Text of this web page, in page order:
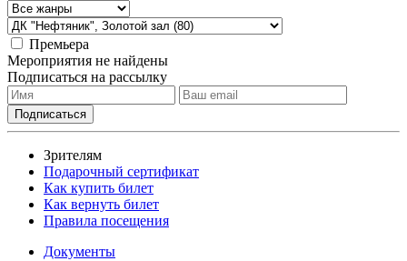
Премьера
Мероприятия не найдены
Подписаться на рассылку
Зрителям
Подарочный сертификат
Как купить билет
Как вернуть билет
Правила посещения
Документы